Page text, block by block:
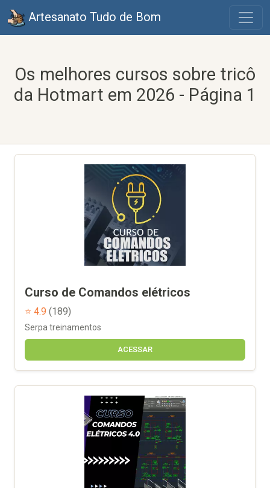
Artesanato Tudo de Bom
Os melhores cursos sobre tricô
da Hotmart em 2026 - Página 1
Curso de Comandos elétricos
⭐ 4.9 (189)
Serpa treinamentos
ACESSAR